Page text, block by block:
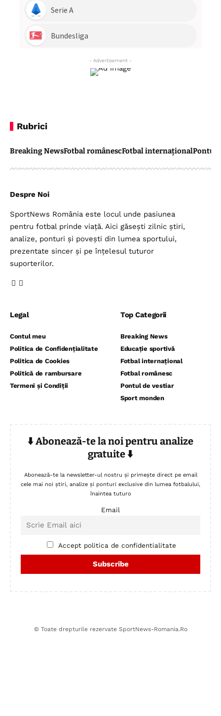
- Advertisement -
Rubrici
Breaking NewsFotbal românescFotbal internaționalPontul
Despre Noi
SportNews România este locul unde pasiunea
pentru fotbal prinde viață. Aici găsești zilnic știri,
analize, ponturi și povești din lumea sportului,
prezentate sincer și pe înțelesul tuturor
suporterilor.
Legal
Contul meu
Politica de Confidențialitate
Politica de Cookies
Politică de rambursare
Termeni și Condiții
Top Categorii
Breaking News
Educație sportivă
Fotbal internațional
Fotbal românesc
Pontul de vestiar
Sport monden
⬇️ Abonează-te la noi pentru analize
gratuite ⬇️
Abonează-te la newsletter-ul nostru și primește direct pe email
cele mai noi știri, analize și ponturi exclusive din lumea fotbalului,
înaintea tuturo
Email
Accept politica de confidentialitate
© Toate drepturile rezervate SportNews-Romania.Ro